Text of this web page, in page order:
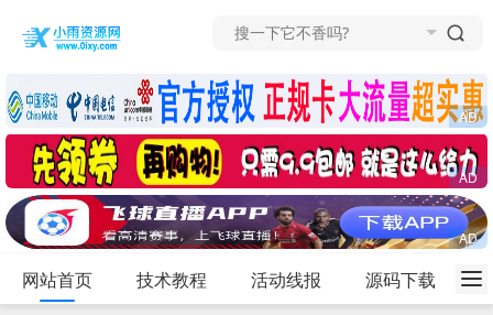
网站首页 技术教程 活动线报 源码下载